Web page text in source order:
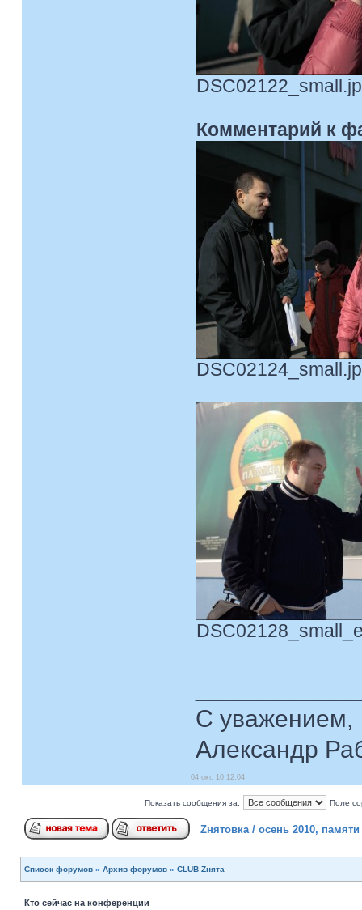
Комментарий к
С уважением,
Александр
04 окт, 10 12:04
Показать сообщения за: Поле
Zнятовка / осень 2010,
Список форумов » Архив форумов » CLUB Zнята
Кто сейчас на конференции